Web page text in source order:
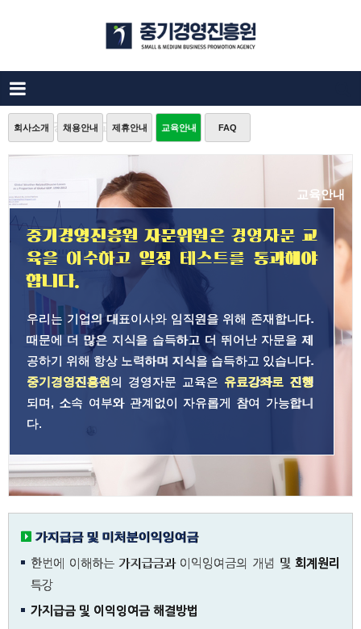
중소기업 경영자문 교육 안내
회사소개 채용안내 제휴안내 교육안내 FAQ
교육안내
중기경영진흥원 자문위원은 경영자문 교
육을 이수하고 일정 테스트를 통과해야
합니다.
우리는 기업의 대표이사와 임직원을 위해 존재합니다.
때문에 더 많은 지식을 습득하고 더 뛰어난 자문을 제
공하기 위해 항상 노력하며 지식을 습득하고 있습니다.
중기경영진흥원 의 경영자문 교육은 유료강좌로 진행
되며, 소속 여부와 관계없이 자유롭게 참여 가능합니
다.
가지급금 및 미처분이익잉여금
한번에 이해하는 가지급금과 이익잉여금의 개념 및 회계원리
특강
가지급금 및 이익잉여금 해결방법